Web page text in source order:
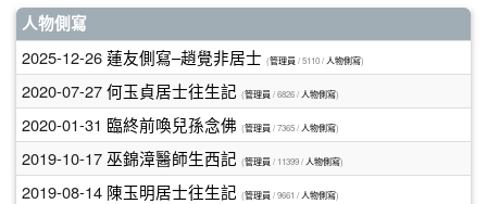
文
章
列
表
人物側寫
2025-12-26蓮友側寫–趙覺非居士 (管理員 / 5110 / 人物側寫)
2020-07-27何玉貞居士往生記 (管理員 / 6826 / 人物側寫)
2020-01-31 臨終前喚兒孫念佛 (管理員 / 7365 / 人物側寫)
2019-10-17巫錦漳醫師生西記 (管理員 / 11399 / 人物側寫)
2019-08-14 陳玉明居士往生記 (管理員 / 9661 / 人物側寫)